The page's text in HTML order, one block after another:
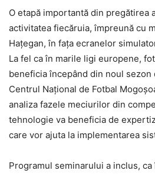
O etapă importantă din pregătirea
activitatea fiecăruia, împreună cu
Hațegan, în fața ecranelor
La fel ca în marile ligi europene,
beneficia începând din noul sezon
Centrul Național de Fotbal
analiza fazele meciurilor din
tehnologie va beneficia de
care vor ajuta la implementarea
Programul seminarului a inclus,